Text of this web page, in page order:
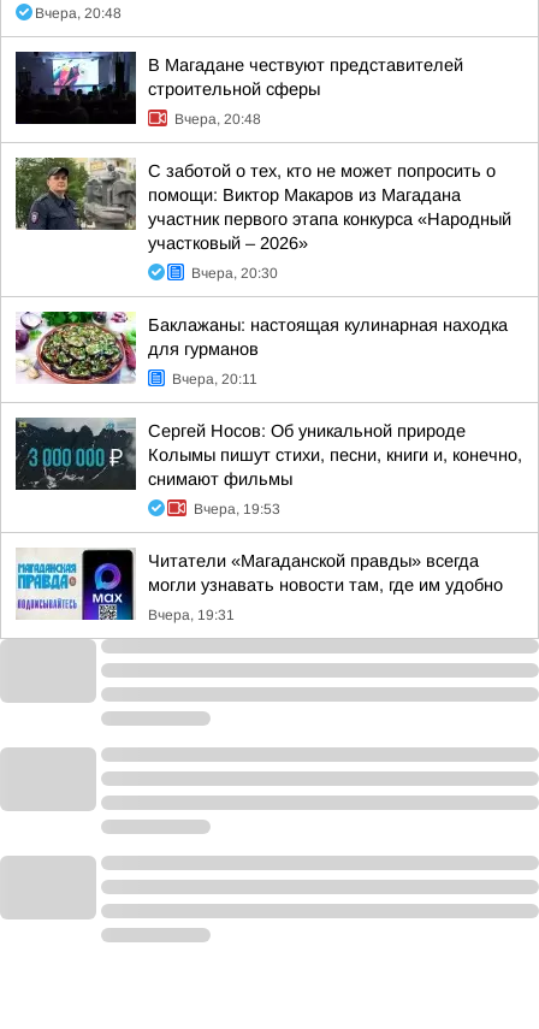
Вчера, 20:48
В Магадане чествуют представителей
строительной сферы
Вчера, 20:48
С заботой о тех, кто не может попросить о
помощи: Виктор Макаров из Магадана
участник первого этапа конкурса «Народный
участковый – 2026»
Вчера, 20:30
Баклажаны: настоящая кулинарная находка
для гурманов
Вчера, 20:11
Сергей Носов: Об уникальной природе
Колымы пишут стихи, песни, книги и, конечно,
снимают фильмы
Вчера, 19:53
Читатели «Магаданской правды» всегда
могли узнавать новости там, где им удобно
Вчера, 19:31